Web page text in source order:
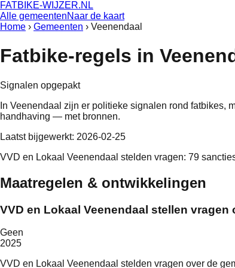
FATBIKE-WIJZER.NL
Alle gemeentenNaar de kaart
Home › Gemeenten › Veenendaal
Fatbike-regels in
Signalen opgepakt
In Veenendaal zijn er politieke signalen rond fatbikes,
handhaving — met bronnen.
Laatst bijgewerkt: 2026-02-25
VVD en Lokaal Veenendaal stelden vragen: 79
Maatregelen & ontwikkelingen
VVD en Lokaal Veenendaal stellen vragen
Geen
2025
VVD en Lokaal Veenendaal stelden vragen over de